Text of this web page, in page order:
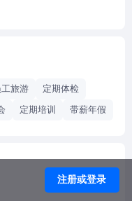
家科技进步二等奖等
拥有百年历史的世界
行业伙伴尊敬的国际
工旅游
定期体检
定期培训 带薪年假
注册或登录